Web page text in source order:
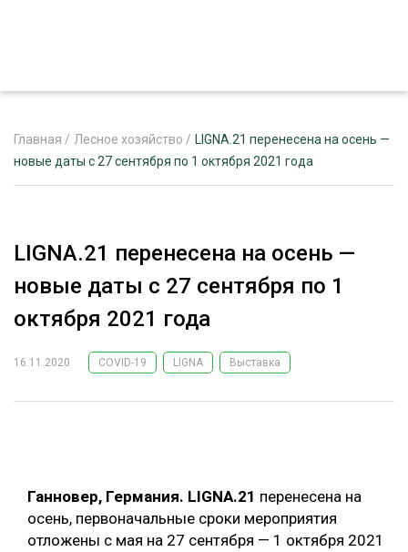
РЕКЛАМОДАТЕЛЯМ
ЛЕСНОЕ ХОЗЯЙСТВО
ЛЕСОЗАГОТОВКА
БИОЭНЕРГЕТИКА
ЛЕСОВОССТАНОВЛЕНИЕ И ЗАЩИТА
ТЕМАТИЧЕСКИЕ ПРОЕКТЫ
ЭКСПЕРТНОЕ МНЕНИЕ
Главная / Лесное хозяйство / LIGNA.21 перенесена на осень —
новые даты с 27 сентября по 1 октября 2021 года
LIGNA.21 перенесена на осень —
новые даты с 27 сентября по 1
октября 2021 года
16.11.2020 COVID-19 LIGNA Выставка
Ганновер, Германия. LIGNA.21 перенесена на
осень, первоначальные сроки мероприятия
отложены с мая на 27 сентября — 1 октября 2021